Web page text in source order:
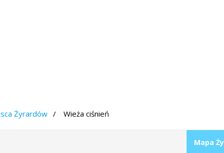
Żyrardów Wieża ciśnień
Mapa